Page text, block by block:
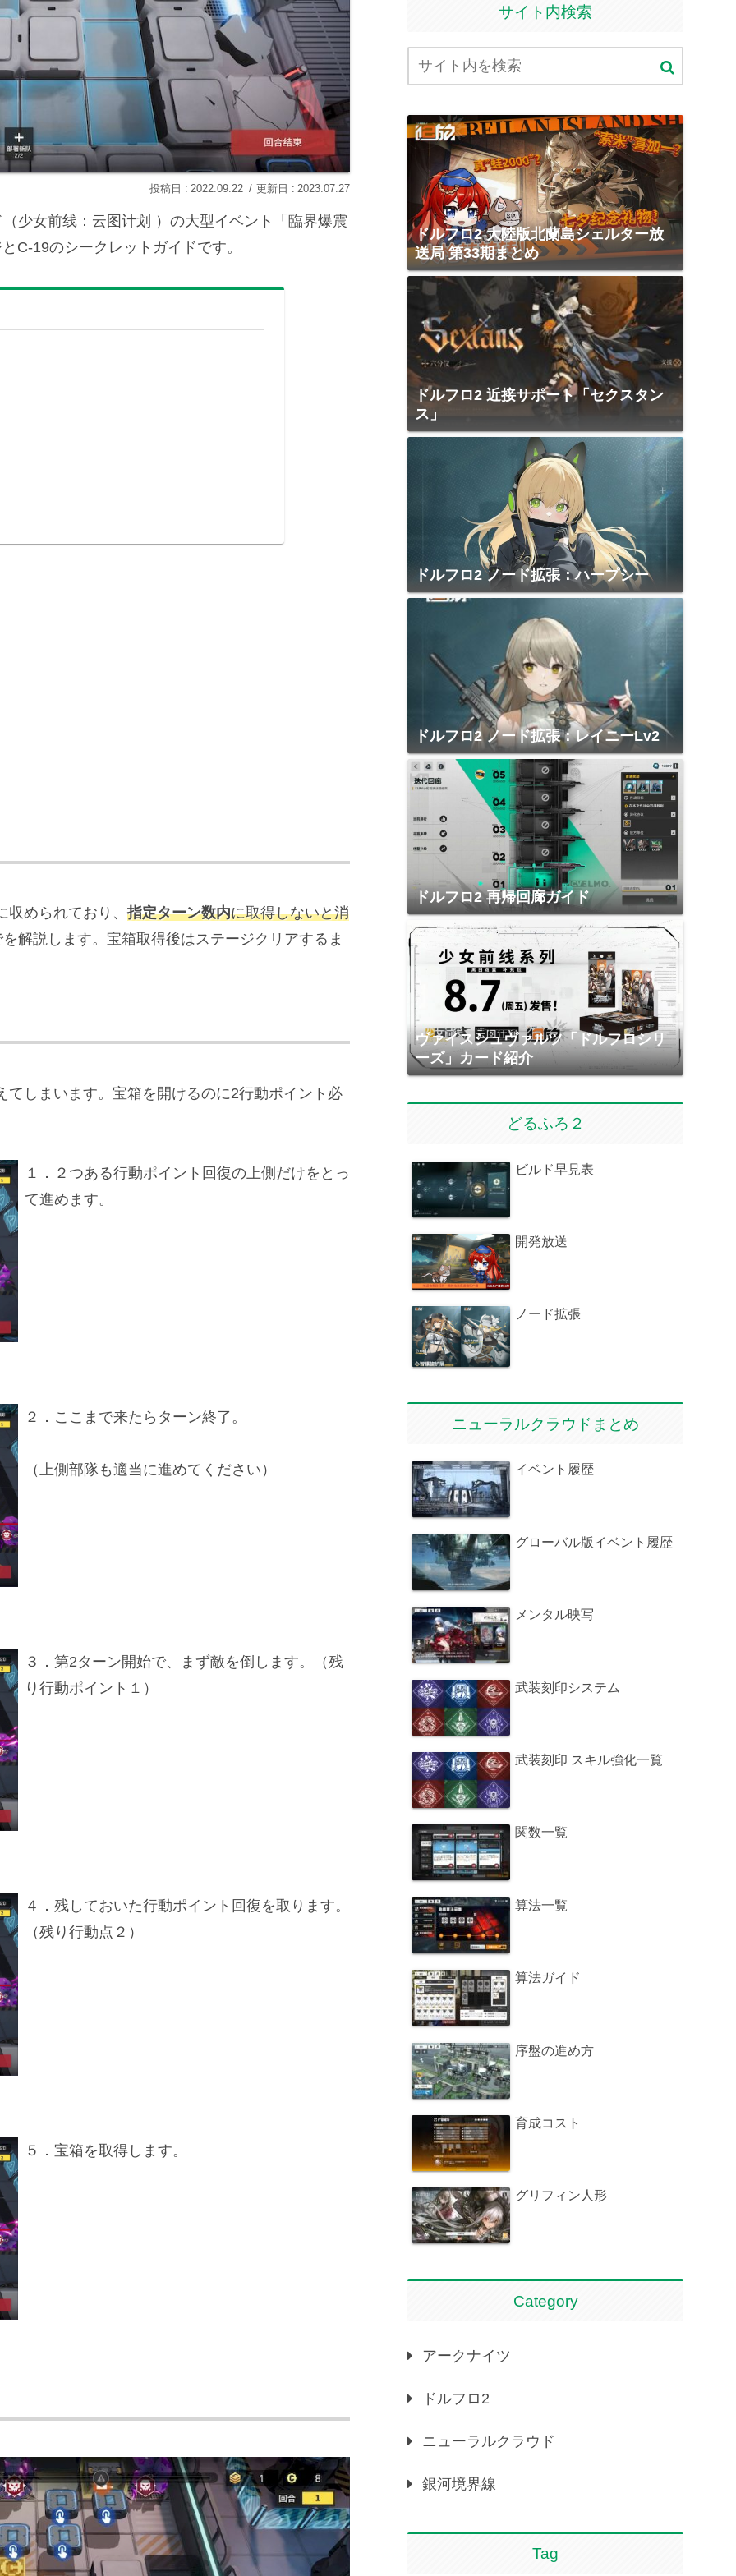
2022.09.22 2023.07.27
少女前线：云图计划 ）の大型イベント「臨界爆震
C-19のシークレットガイドです。
められており、 指定ターン数内に取得しないと消
解説します。宝箱取得後はステージクリアするま
てしまいます。宝箱を開けるのに2行動ポイント必
１．２つある行動ポイント回復の上側だけをとっ
て進めます。
２．ここまで来たらターン終了。
（上側部隊も適当に進めてください）
３．第2ターン開始で、まず敵を倒します。（残
り行動ポイント１）
４．残しておいた行動ポイント回復を取ります。
（残り行動点２）
５．宝箱を取得します。
サイト内検索
ドルフロ2 大陸版北蘭島シェルター放
送局 第33期まとめ
ドルフロ2 近接サポート「セクスタン
ス」
ドルフロ2 ノード拡張：ハープシー
ドルフロ2 ノード拡張：レイニーLv2
ドルフロ2 再帰回廊ガイド
ヴァイスシュヴァルツ「ドルフロシリ
ーズ」カード紹介
どるふろ２
ビルド早見表
開発放送
ノード拡張
ニューラルクラウドまとめ
イベント履歴
グローバル版イベント履歴
メンタル映写
武装刻印システム
武装刻印 スキル強化一覧
関数一覧
算法一覧
算法ガイド
序盤の進め方
育成コスト
グリフィン人形
Category
アークナイツ
ドルフロ2
ニューラルクラウド
銀河境界線
Tag